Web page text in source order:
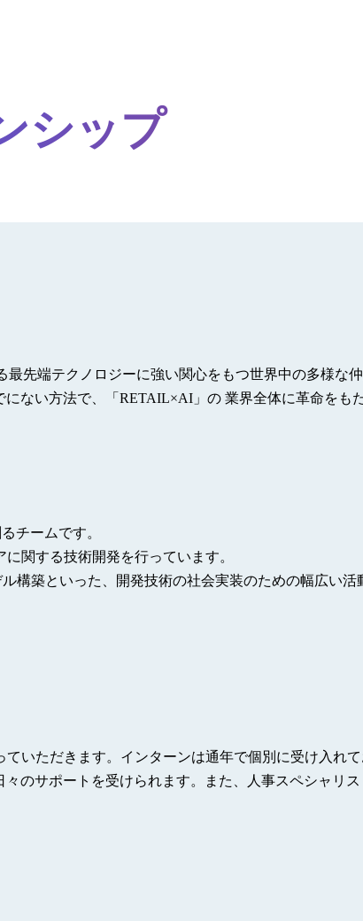
シップ
先端テクノロジーに強い関心をもつ世界中の多様な
ない方法で、「RETAIL×AI」の 業界全体に革命をも
チームです。
関する技術開発を行っています。
構築といった、開発技術の社会実装のための幅広い活
いただきます。インターンは通年で個別に受け入れ
のサポートを受けられます。また、人事スペシャリ